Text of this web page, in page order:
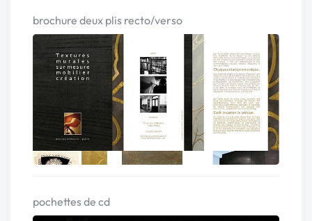
brochure deux plis recto/verso
pochettes de cd